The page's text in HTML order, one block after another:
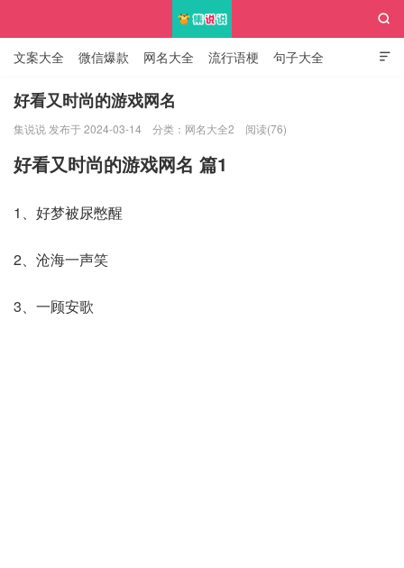

文案大全 微信爆款 网名大全 流行语梗 句子大全
知识大全

好看又时尚的游戏网名
集说说 发布于 2024-03-14 分类： 网名大全2 阅读(76)
好看又时尚的游戏网名 篇1
1、好梦被尿憋醒
2、沧海一声笑
3、一顾安歌